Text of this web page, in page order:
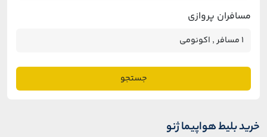
مسافران پروازی
جستجو
خرید بلیط هواپیما ژنو